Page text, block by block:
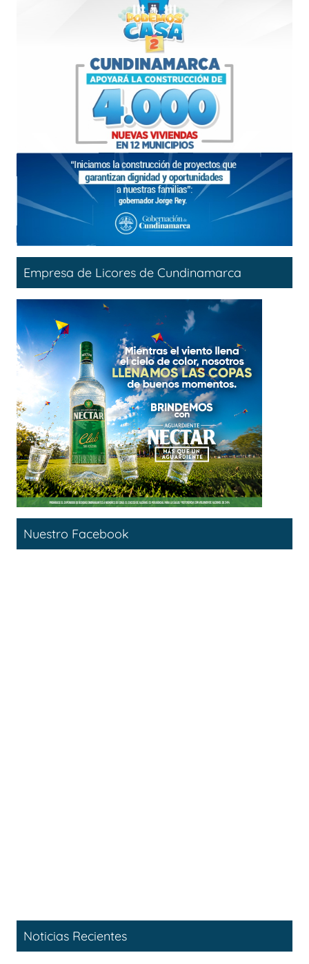
Empresa de Licores de Cundinamarca
Nuestro Facebook
Noticias Recientes